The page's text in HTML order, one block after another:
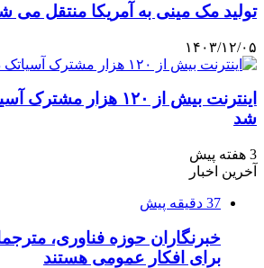
تولید مک مینی به آمریکا منتقل می
۱۴۰۳/۱۲/۰۵
اینترنت بیش از ۱۲۰
شد
3 هفته پیش
آخرین اخبار
37 دقیقه پیش
خبرنگاران حوزه فناوری،
برای افکار عمومی هستند